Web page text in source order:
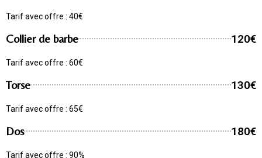
Tarif avec offre : 40€
Collier de barbe 120€
Tarif avec offre : 60€
Torse 130€
Tarif avec offre : 65€
Dos 180€
Tarif avec offre : 90%